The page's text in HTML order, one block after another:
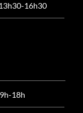
16h30
9h-18h